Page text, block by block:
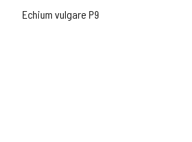
Echium vulgare P9